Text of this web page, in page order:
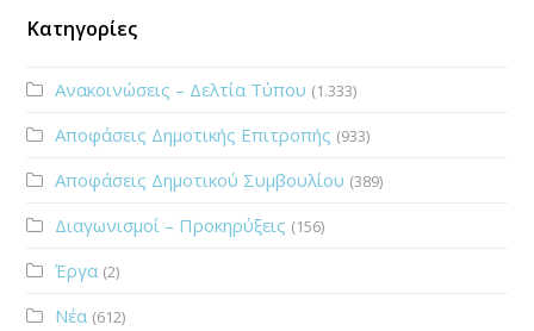
Κατηγορίες
Ανακοινώσεις – Δελτία Τύπου (1.333)
Αποφάσεις Δημοτικής Επιτροπής (933)
Αποφάσεις Δημοτικού Συμβουλίου (389)
Διαγωνισμοί – Προκηρύξεις (156)
Έργα (2)
Νέα (612)